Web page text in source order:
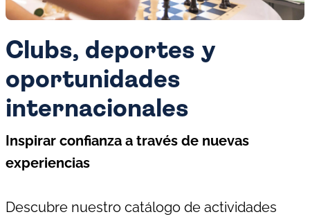
Clubs, deportes y
oportunidades
internacionales
Inspirar confianza a través de nuevas
experiencias
Descubre nuestro catálogo de actividades